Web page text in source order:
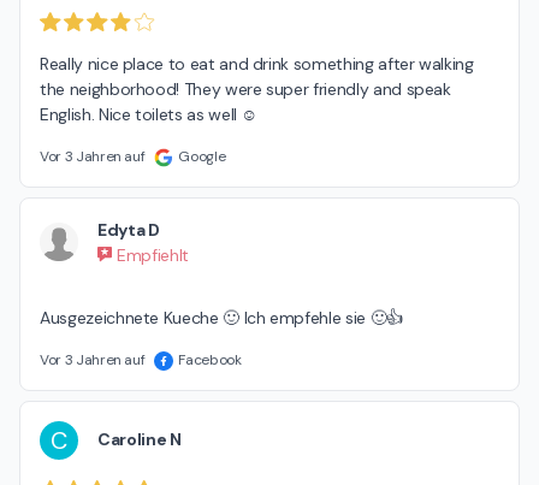
Really nice place to eat and drink something after walking
the neighborhood! They were super friendly and speak
English. Nice toilets as well ☺️
Vor 3 Jahren auf Google
Edyta D
Empfiehlt
Ausgezeichnete Kueche 🙂 Ich empfehle sie 🙂👍
Vor 3 Jahren auf Facebook
C Caroline N